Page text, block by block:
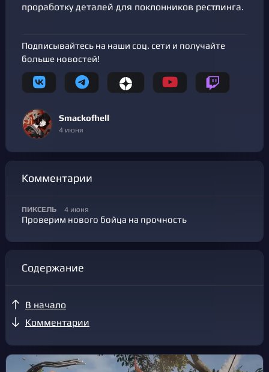
проработку деталей для поклонников рестлинга.
Подписывайтесь на наши соц. сети и получайте
больше новостей!
Smackofhell
4 июня
Комментарии
ПИКСЕЛЬ 4 июня
Проверим нового бойца на прочность
Содержание
В начало
Комментарии